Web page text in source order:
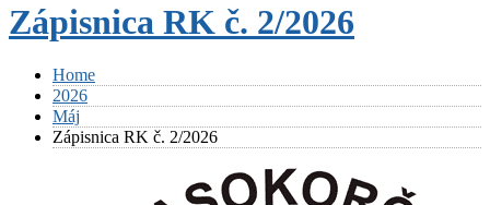
Zápisnica RK č. 2/2026
Home
2026
Máj
Zápisnica RK č. 2/2026